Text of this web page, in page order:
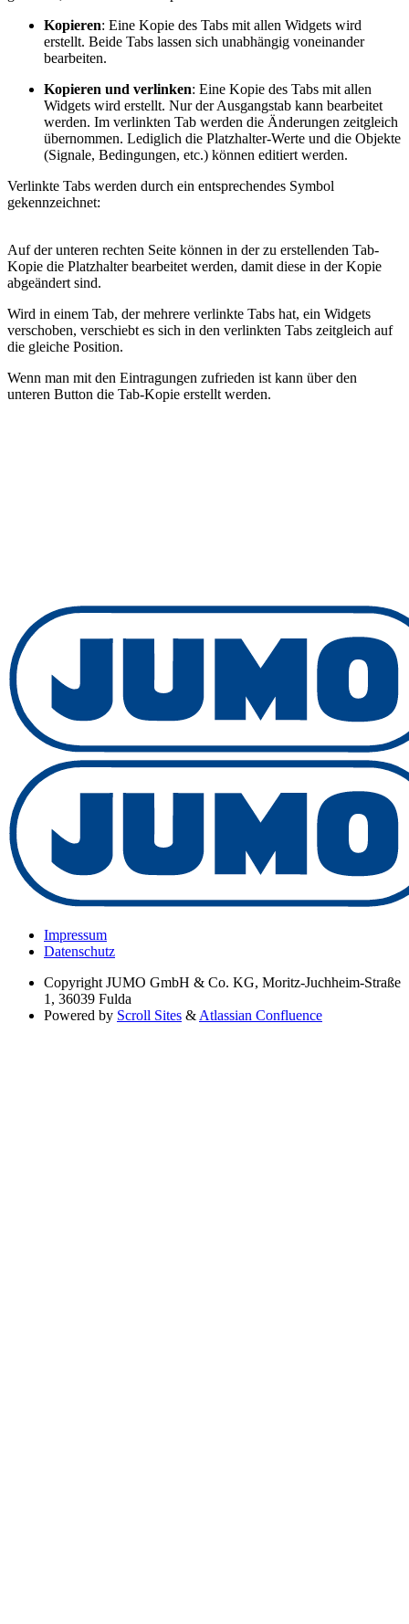
Kopieren: Eine Kopie des Tabs mit allen Widgets wird
erstellt. Beide Tabs lassen sich unabhängig voneinander
bearbeiten.
Kopieren und verlinken: Eine Kopie des Tabs mit allen
Widgets wird erstellt. Nur der Ausgangstab kann bearbeitet
werden. Im verlinkten Tab werden die Änderungen zeitgleich
übernommen. Lediglich die Platzhalter-Werte und die Objekte
(Signale, Bedingungen, etc.) können editiert werden.
Verlinkte Tabs werden durch ein entsprechendes Symbol
gekennzeichnet:
Auf der unteren rechten Seite können in der zu erstellenden Tab-
Kopie die Platzhalter bearbeitet werden, damit diese in der Kopie
abgeändert sind.
Wird in einem Tab, der mehrere verlinkte Tabs hat, ein Widgets
verschoben, verschiebt es sich in den verlinkten Tabs zeitgleich auf
die gleiche Position.
Wenn man mit den Eintragungen zufrieden ist kann über den
unteren Button die Tab-Kopie erstellt werden.
Impressum
Datenschutz
Copyright JUMO GmbH & Co. KG, Moritz-Juchheim-Straße
1, 36039 Fulda
Powered by Scroll Sites &Atlassian Confluence